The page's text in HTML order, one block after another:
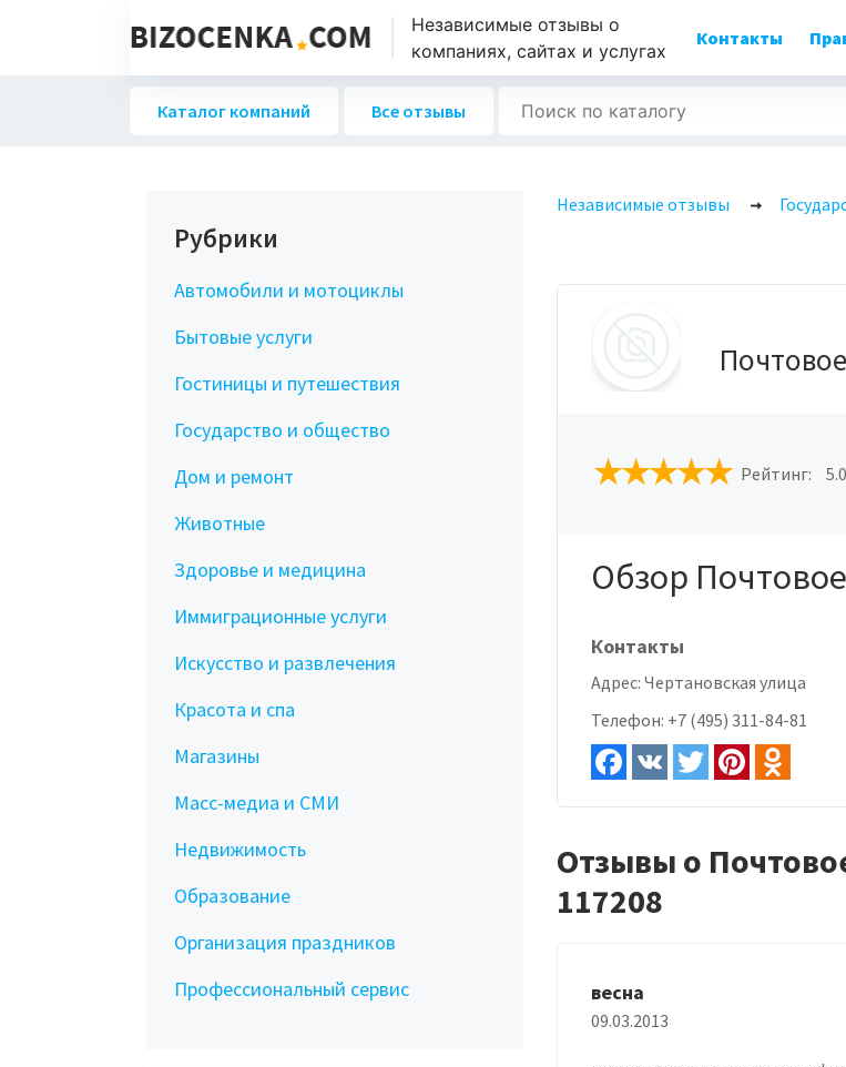
Независимые отзывы о
компаниях, сайтах и услугах
Контакты
Каталог компаний Все отзывы
Независимые отзывы
Рейтинг: 5.0
Обзор
Контакты
Адрес: Чертановская улица
Телефон: +7 (495) 311-84-81
Отзывы о
117208
весна
09.03.2013
Рубрики
Автомобили и мотоциклы
Бытовые услуги
Гостиницы и путешествия
Государство и общество
Дом и ремонт
Животные
Здоровье и медицина
Иммиграционные услуги
Искусство и развлечения
Красота и спа
Магазины
Масс-медиа и СМИ
Недвижимость
Образование
Организация праздников
Профессиональный сервис